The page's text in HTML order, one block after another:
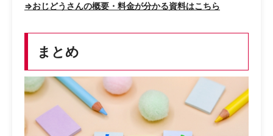
⇒おじどうさんの概要・料金が分かる資料はこちら
まとめ